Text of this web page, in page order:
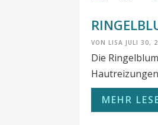
VON LISA JULI 30,
Die
MEHR